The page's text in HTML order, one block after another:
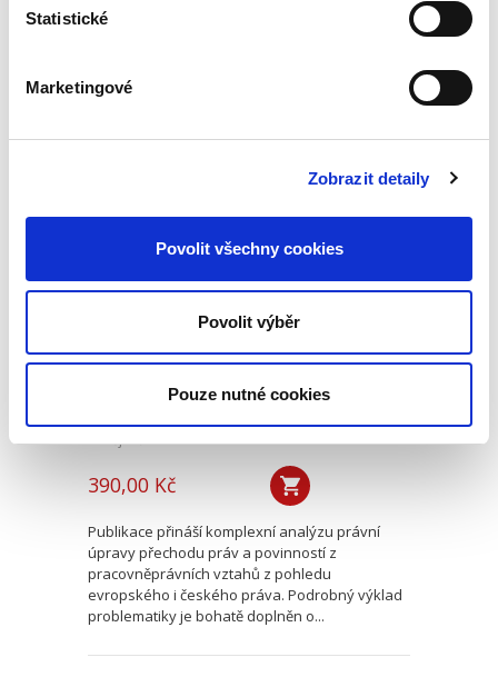
Statistické
Marketingové
Zobrazit detaily
Povolit všechny cookies
Povolit výběr
Pouze nutné cookies
390,00 Kč
zákazu diskriminace v pracovněprávních
významnou, nemá v České republice dlouhou
Přechod práv a
povinností z
pracovněprávních
vztahů
Matěj Řičánek
390,00 Kč
Publikace přináší komplexní analýzu právní
úpravy přechodu práv a povinností z
pracovněprávních vztahů z pohledu
evropského i českého práva. Podrobný výklad
problematiky je bohatě doplněn o...